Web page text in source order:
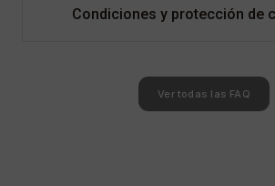
Condiciones y protección de
Ver todas las FAQ